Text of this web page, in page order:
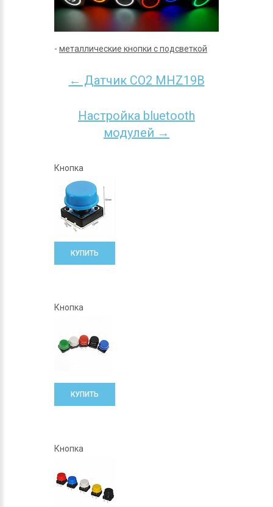
- металлические кнопки с подсветкой
← Датчик CO2 MHZ19B
Настройка bluetooth
модулей →
Кнопка
КУПИТЬ
Кнопка
КУПИТЬ
Кнопка